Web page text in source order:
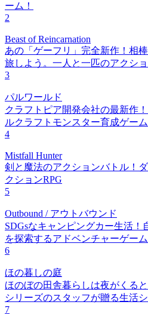
ーム！
2
Beast of Reincarnation
あの「ゲーフリ」完全新作！相
旅しよう。一人と一匹のアクショ
3
パルワールド
クラフトピア開発会社の最新作
ルクラフトモンスター育成ゲーム
4
Mistfall Hunter
剣と魔法のアクションバトル！
クションRPG
5
Outbound / アウトバウンド
SDGsなキャンピングカー生活！
を探索するアドベンチャーゲーム
6
ほの暮しの庭
ほのぼの田舎暮らしは夜がくる
シリーズのスタッフが贈る生活シ
7